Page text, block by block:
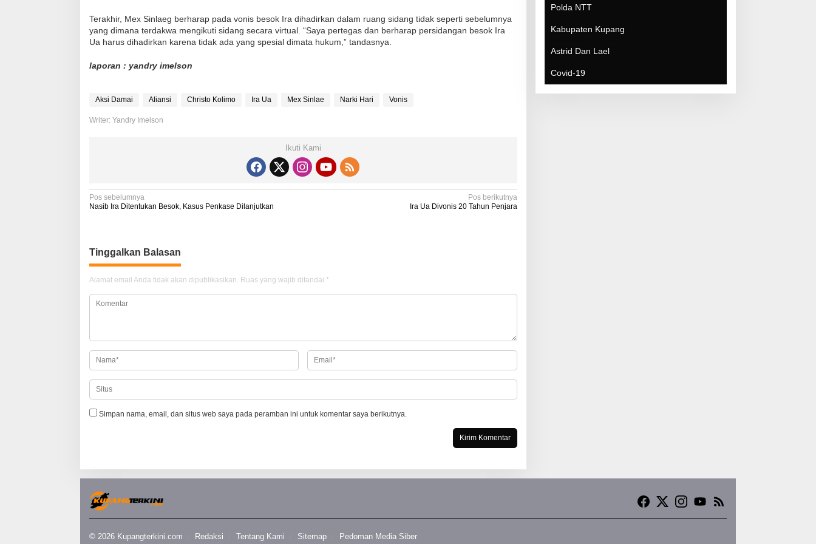
Terakhir, Mex Sinlaeg berharap pada vonis besok Ira dihadirkan dalam ruang sidang tidak seperti sebelumnya
yang dimana terdakwa mengikuti sidang secara virtual. “Saya pertegas dan berharap persidangan besok Ira
Ua harus dihadirkan karena tidak ada yang spesial dimata hukum,” tandasnya.
laporan : yandry imelson
Aksi Damai Aliansi Christo Kolimo Ira Ua Mex Sinlae Narki Hari Vonis
Writer: Yandry Imelson
Ikuti Kami
N
i
g
a
s
p
o
s
Pos sebelumnya
Nasib Ira Ditentukan Besok, Kasus Penkase Dilanjutkan
Pos berikutnya
Ira Ua Divonis 20 Tahun Penjara
Tinggalkan Balasan
Alamat email Anda tidak akan dipublikasikan. Ruas yang wajib ditandai *
Simpan nama, email, dan situs web saya pada peramban ini untuk komentar saya berikutnya.
Covid-19
© 2026 Kupangterkini.com Redaksi Tentang Kami Sitemap Pedoman Media Siber